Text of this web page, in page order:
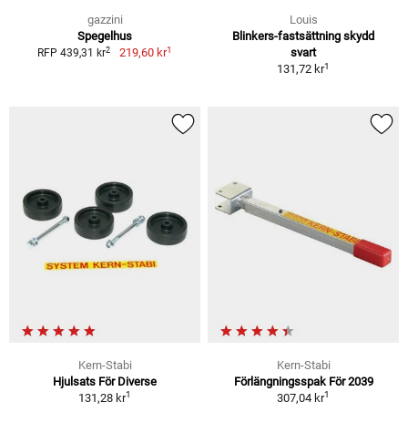
gazzini
Spegelhus
RFP 439,31 kr2 219,60 kr1
Louis
Blinkers-fastsättning skydd
svart
131,72 kr1
Kern-Stabi
Hjulsats För Diverse
131,28 kr1
Kern-Stabi
Förlängningsspak För 2039
307,04 kr1